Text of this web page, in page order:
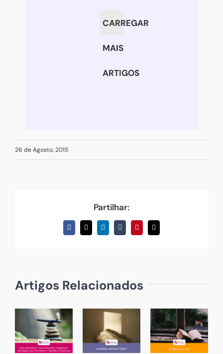
dor
CARREGAR
MAIS
ARTIGOS
26 de Agosto, 2015
Partilhar:
Facebook
X LinkedInTumblrPinterestEmail
(necessário
Artigos Relacionados